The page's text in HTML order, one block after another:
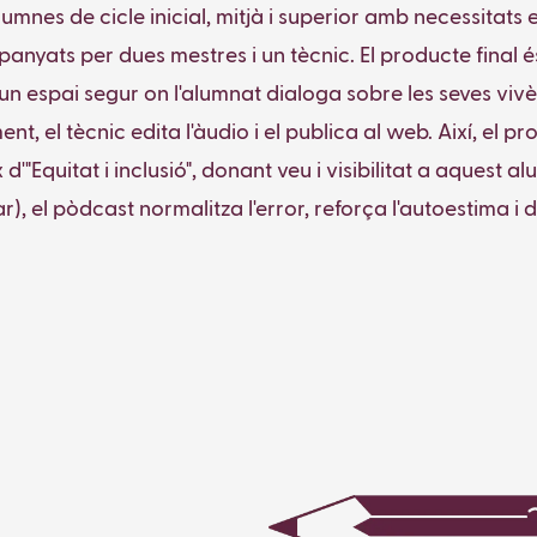
de cicle inicial, mitjà i superior amb necessitats
per dues mestres i un tècnic. El producte
espai segur on l'alumnat dialoga sobre les seves
el tècnic edita l'àudio i el publica al web. Així, el
i inclusió", donant veu i visibilitat a aquest
el pòdcast normalitza l'error, reforça l'autoestima i